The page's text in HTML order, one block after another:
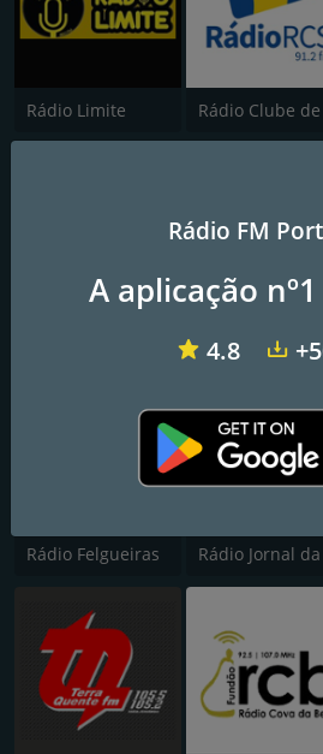
Rádio Limite
Rádio Felgueiras
Rádio FM
A aplicação
4.8